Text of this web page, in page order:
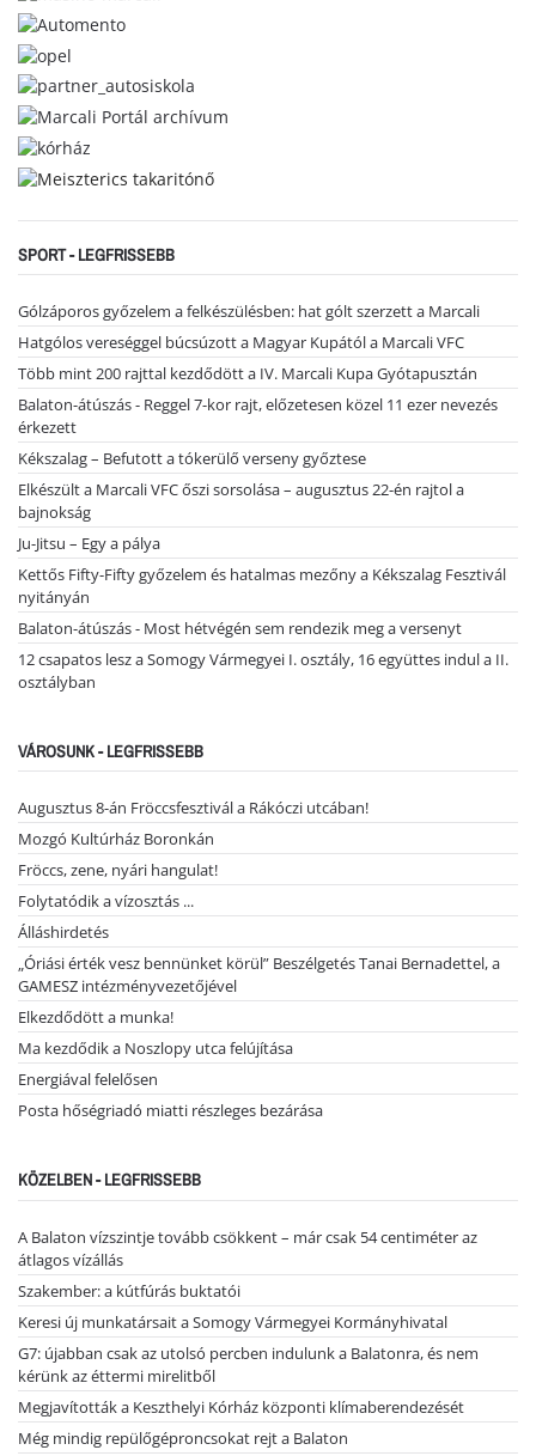
SPORT - LEGFRISSEBB
Gólzáporos győzelem a felkészülésben: hat gólt szerzett a Marcali
Hatgólos vereséggel búcsúzott a Magyar Kupától a Marcali VFC
Több mint 200 rajttal kezdődött a IV. Marcali Kupa Gyótapusztán
Balaton-átúszás - Reggel 7-kor rajt, előzetesen közel 11 ezer nevezés
érkezett
Kékszalag – Befutott a tókerülő verseny győztese
Elkészült a Marcali VFC őszi sorsolása – augusztus 22-én rajtol a
bajnokság
Ju-Jitsu – Egy a pálya
Kettős Fifty-Fifty győzelem és hatalmas mezőny a Kékszalag Fesztivál
nyitányán
Balaton-átúszás - Most hétvégén sem rendezik meg a versenyt
12 csapatos lesz a Somogy Vármegyei I. osztály, 16 együttes indul a II.
osztályban
VÁROSUNK - LEGFRISSEBB
Augusztus 8-án Fröccsfesztivál a Rákóczi utcában!
Mozgó Kultúrház Boronkán
Fröccs, zene, nyári hangulat!
Folytatódik a vízosztás ...
Álláshirdetés
„Óriási érték vesz bennünket körül” Beszélgetés Tanai Bernadettel, a
GAMESZ intézményvezetőjével
Elkezdődött a munka!
Ma kezdődik a Noszlopy utca felújítása
Energiával felelősen
Posta hőségriadó miatti részleges bezárása
KÖZELBEN - LEGFRISSEBB
A Balaton vízszintje tovább csökkent – már csak 54 centiméter az
átlagos vízállás
Szakember: a kútfúrás buktatói
Keresi új munkatársait a Somogy Vármegyei Kormányhivatal
G7: újabban csak az utolsó percben indulunk a Balatonra, és nem
kérünk az éttermi mirelitből
Megjavították a Keszthelyi Kórház központi klímaberendezését
Még mindig repülőgéproncsokat rejt a Balaton